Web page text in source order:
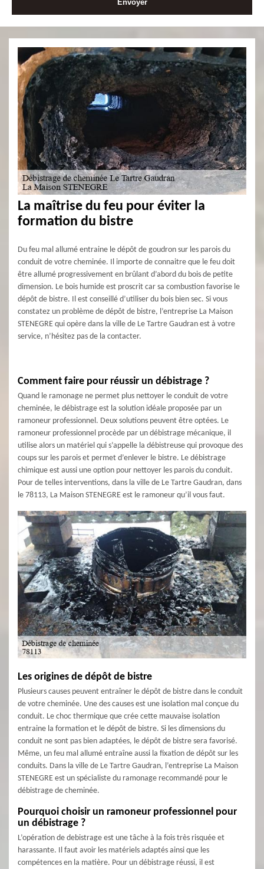
La maîtrise du feu pour éviter la
formation du bistre
Du feu mal allumé entraine le dépôt de goudron sur les parois du
conduit de votre cheminée. Il importe de connaitre que le feu doit
être allumé progressivement en brûlant d’abord du bois de petite
dimension. Le bois humide est proscrit car sa combustion favorise le
dépôt de bistre. Il est conseillé d’utiliser du bois bien sec. Si vous
constatez un problème de dépôt de bistre, l’entreprise La Maison
STENEGRE qui opère dans la ville de Le Tartre Gaudran est à votre
service, n’hésitez pas de la contacter.
Comment faire pour réussir un débistrage ?
Quand le ramonage ne permet plus nettoyer le conduit de votre
cheminée, le débistrage est la solution idéale proposée par un
ramoneur professionnel. Deux solutions peuvent être optées. Le
ramoneur professionnel procède par un débistrage mécanique, il
utilise alors un matériel qui s’appelle la débistreuse qui provoque des
coups sur les parois et permet d’enlever le bistre. Le débistrage
chimique est aussi une option pour nettoyer les parois du conduit.
Pour de telles interventions, dans la ville de Le Tartre Gaudran, dans
le 78113, La Maison STENEGRE est le ramoneur qu’il vous faut.
Les origines de dépôt de bistre
Plusieurs causes peuvent entraîner le dépôt de bistre dans le conduit
de votre cheminée. Une des causes est une isolation mal conçue du
conduit. Le choc thermique que crée cette mauvaise isolation
entraine la formation et le dépôt de bistre. Si les dimensions du
conduit ne sont pas bien adaptées, le dépôt de bistre sera favorisé.
Même, un feu mal allumé entraîne aussi la fixation de dépôt sur les
conduits. Dans la ville de Le Tartre Gaudran, l’entreprise La Maison
STENEGRE est un spécialiste du ramonage recommandé pour le
débistrage de cheminée.
Pourquoi choisir un ramoneur professionnel pour
un débistrage ?
L’opération de debistrage est une tâche à la fois très risquée et
harassante. Il faut avoir les matériels adaptés ainsi que les
compétences en la matière. Pour un débistrage réussi, il est